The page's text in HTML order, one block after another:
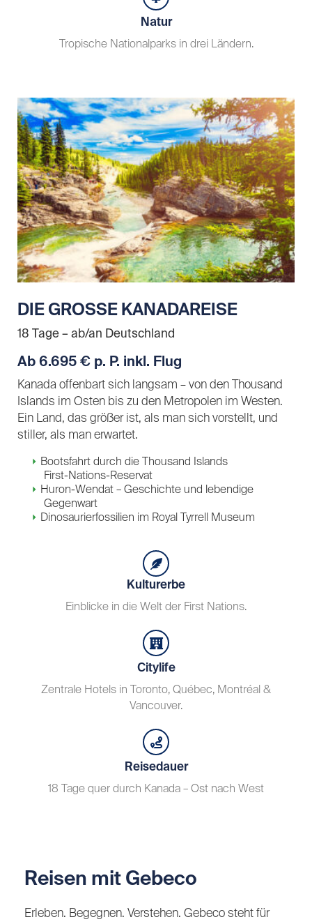
Natur
Tropische Nationalparks in drei Ländern.
DIE GROSSE KANADAREISE
18 Tage – ab/an Deutschland
Ab 6.695 € p. P. inkl. Flug
Kanada offenbart sich langsam – von den Thousand
Islands im Osten bis zu den Metropolen im Westen.
Ein Land, das größer ist, als man sich vorstellt, und
stiller, als man erwartet.
Bootsfahrt durch die Thousand Islands
First-Nations-Reservat
Huron-Wendat – Geschichte und lebendige
Gegenwart
Dinosaurierfossilien im Royal Tyrrell Museum
Kulturerbe
Einblicke in die Welt der First Nations.
Citylife
Zentrale Hotels in Toronto, Québec, Montréal &
Vancouver.
Reisedauer
18 Tage quer durch Kanada – Ost nach West
Reisen mit Gebeco
Erleben. Begegnen. Verstehen. Gebeco steht für